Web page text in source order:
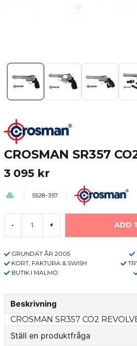
CROSMAN SR357
3 095 kr
5528-357
- + ADD
GRUNDAT ÅR 2005
KORT, FAKTURA & SWISH
BUTIK I MALMÖ
Beskrivning
CROSMAN SR357 CO2
Ställ en produktfråga